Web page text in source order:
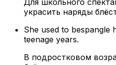
Для школьного
украсить наряды
She used to bespangle
teenage years.
В подростковом